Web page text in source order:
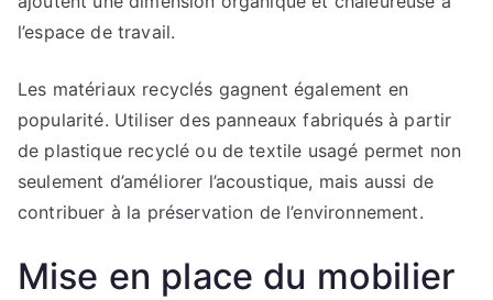
l’espace de travail.
Les matériaux recyclés gagnent également en
popularité. Utiliser des panneaux fabriqués à partir
de plastique recyclé ou de textile usagé permet non
seulement d’améliorer l’acoustique, mais aussi de
contribuer à la préservation de l’environnement.
Mise en place du mobilier